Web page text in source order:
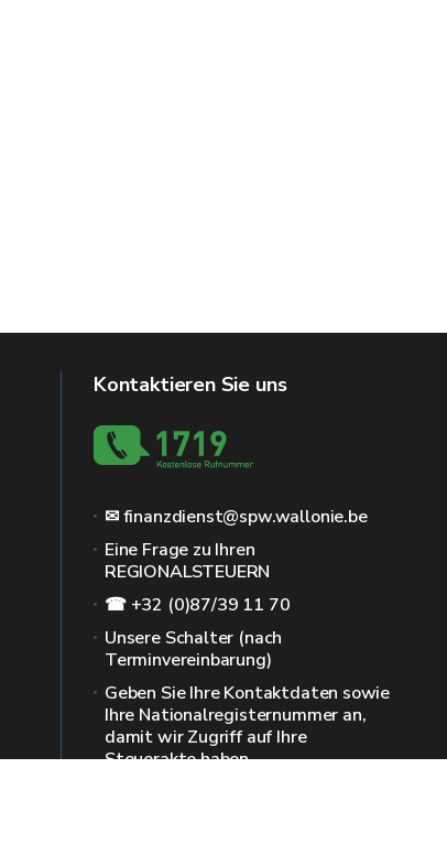
Kontaktieren Sie uns
✉ finanzdienst@spw.wallonie.be
Eine Frage zu Ihren
REGIONALSTEUERN
☎ +32 (0)87/39 11 70
Unsere Schalter (nach
Terminvereinbarung)
Geben Sie Ihre Kontaktdaten sowie
Ihre Nationalregisternummer an,
damit wir Zugriff auf Ihre
Steuerakte haben.